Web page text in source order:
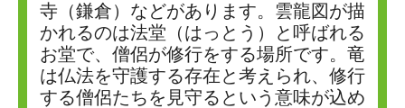
寺（鎌倉）などがあります。雲龍図が描
かれるのは法堂（はっとう）と呼ばれる
お堂で、僧侶が修行をする場所です。竜
は仏法を守護する存在と考えられ、修行
する僧侶たちを見守るという意味が込め